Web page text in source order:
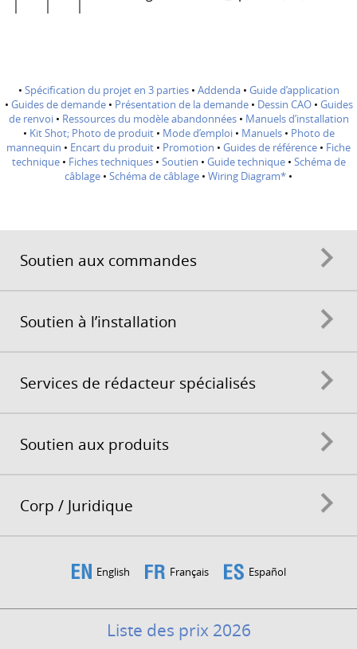
• Spécification du projet en 3 parties• Addenda• Guide d’application
• Guides de demande• Présentation de la demande• Dessin CAO• Guides
de renvoi• Ressources du modèle abandonnées• Manuels d’installation
• Kit Shot; Photo de produit• Mode d’emploi• Manuels• Photo de
mannequin • Encart du produit • Promotion • Guides de référence • Fiche
technique• Fiches techniques• Soutien • Guide technique• Schéma de
câblage • Schéma de câblage • Wiring Diagram* •
Soutien aux commandes
Soutien à l’installation
Services de rédacteur spécialisés
Soutien aux produits
Corp / Juridique
English Français Español
Liste des prix 2026